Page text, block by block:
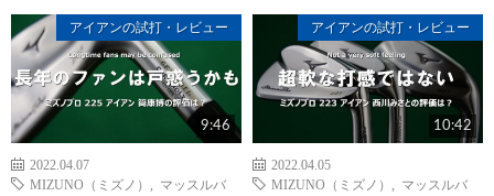
アイアンの試打・レビュー
9:46
2022.04.07
MIZUNO（ミズノ）
マッスルバ
アイアンの試打・レビュー
10:42
2022.04.05
MIZUNO（ミズノ）
マッスルバ